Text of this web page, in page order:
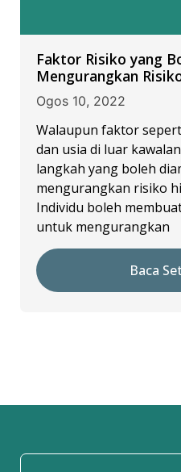
Faktor Risiko yang
Mengurangkan
Ogos 10, 2022
Walaupun faktor
dan usia di luar
langkah yang boleh
mengurangkan risiko
Individu boleh
untuk mengurangkan
Baca